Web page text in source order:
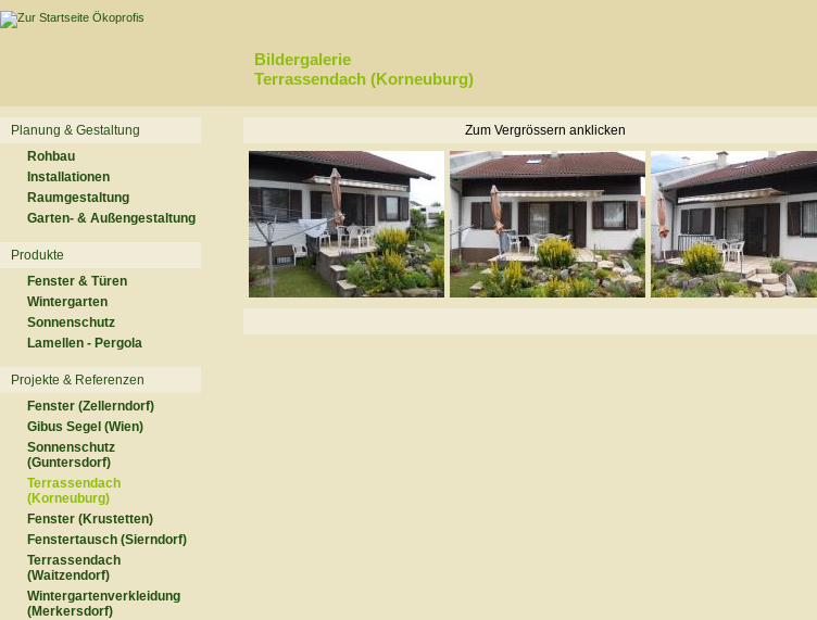
Bildergalerie
Terrassendach (Korneuburg)
Planung & Gestaltung
Rohbau
Installationen
Raumgestaltung
Garten- & Außengestaltung
Produkte
Fenster & Türen
Wintergarten
Sonnenschutz
Lamellen - Pergola
Projekte & Referenzen
Fenster (Zellerndorf)
Gibus Segel (Wien)
Sonnenschutz
(Guntersdorf)
Terrassendach
(Korneuburg)
Fenster (Krustetten)
Fenstertausch (Sierndorf)
Terrassendach
(Waitzendorf)
Wintergartenverkleidung
(Merkersdorf)
Zum Vergrössern anklicken